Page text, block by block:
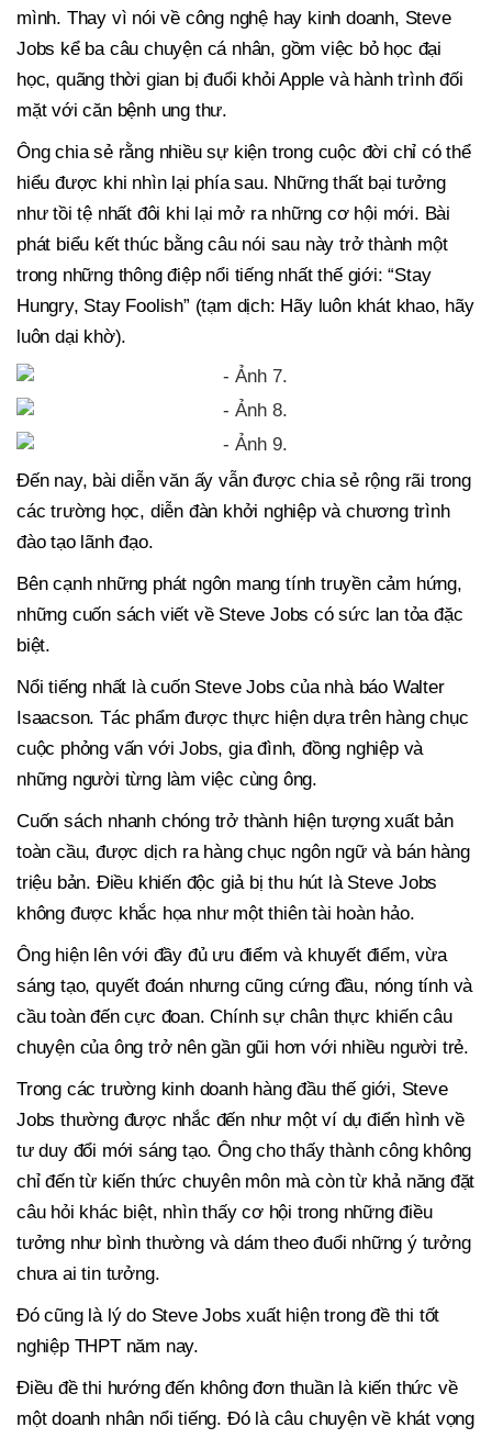
mình. Thay vì nói về công nghệ hay kinh doanh, Steve
Jobs kể ba câu chuyện cá nhân, gồm việc bỏ học đại
học, quãng thời gian bị đuổi khỏi Apple và hành trình đối
mặt với căn bệnh ung thư.
Ông chia sẻ rằng nhiều sự kiện trong cuộc đời chỉ có thể
hiểu được khi nhìn lại phía sau. Những thất bại tưởng
như tồi tệ nhất đôi khi lại mở ra những cơ hội mới. Bài
phát biểu kết thúc bằng câu nói sau này trở thành một
trong những thông điệp nổi tiếng nhất thế giới: “Stay
Hungry, Stay Foolish” (tạm dịch: Hãy luôn khát khao, hãy
luôn dại khờ).
Đến nay, bài diễn văn ấy vẫn được chia sẻ rộng rãi trong
các trường học, diễn đàn khởi nghiệp và chương trình
đào tạo lãnh đạo.
Bên cạnh những phát ngôn mang tính truyền cảm hứng,
những cuốn sách viết về Steve Jobs có sức lan tỏa đặc
biệt.
Nổi tiếng nhất là cuốn Steve Jobs của nhà báo Walter
Isaacson. Tác phẩm được thực hiện dựa trên hàng chục
cuộc phỏng vấn với Jobs, gia đình, đồng nghiệp và
những người từng làm việc cùng ông.
Cuốn sách nhanh chóng trở thành hiện tượng xuất bản
toàn cầu, được dịch ra hàng chục ngôn ngữ và bán hàng
triệu bản. Điều khiến độc giả bị thu hút là Steve Jobs
không được khắc họa như một thiên tài hoàn hảo.
Ông hiện lên với đầy đủ ưu điểm và khuyết điểm, vừa
sáng tạo, quyết đoán nhưng cũng cứng đầu, nóng tính và
cầu toàn đến cực đoan. Chính sự chân thực khiến câu
chuyện của ông trở nên gần gũi hơn với nhiều người trẻ.
Trong các trường kinh doanh hàng đầu thế giới, Steve
Jobs thường được nhắc đến như một ví dụ điển hình về
tư duy đổi mới sáng tạo. Ông cho thấy thành công không
chỉ đến từ kiến thức chuyên môn mà còn từ khả năng đặt
câu hỏi khác biệt, nhìn thấy cơ hội trong những điều
tưởng như bình thường và dám theo đuổi những ý tưởng
chưa ai tin tưởng.
Đó cũng là lý do Steve Jobs xuất hiện trong đề thi tốt
nghiệp THPT năm nay.
Điều đề thi hướng đến không đơn thuần là kiến thức về
một doanh nhân nổi tiếng. Đó là câu chuyện về khát vọng